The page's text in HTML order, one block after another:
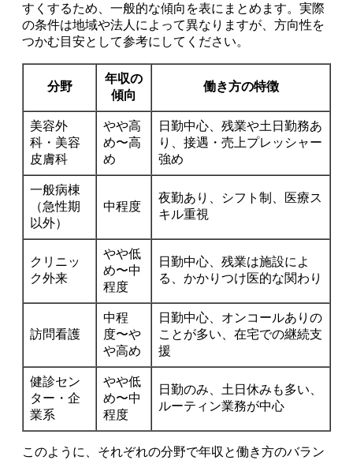
すくするため、一般的な傾向を表にまとめます。実際
の条件は地域や法人によって異なりますが、方向性を
つかむ目安として参考にしてください。
分野
年収の
傾向
働き方の特徴
美容外
科・美容
皮膚科
やや高
め〜高
め
日勤中心、残業や土日勤務あ
り、接遇・売上プレッシャー
強め
一般病棟
（急性期
以外）
中程度
夜勤あり、シフト制、医療ス
キル重視
クリニッ
ク外来
やや低
め〜中
程度
日勤中心、残業は施設によ
る、かかりつけ医的な関わり
訪問看護
中程
度〜や
や高め
日勤中心、オンコールありの
ことが多い、在宅での継続支
援
健診セン
ター・企
業系
やや低
め〜中
程度
日勤のみ、土日休みも多い、
ルーティン業務が中心
このように、それぞれの分野で年収と働き方のバラン